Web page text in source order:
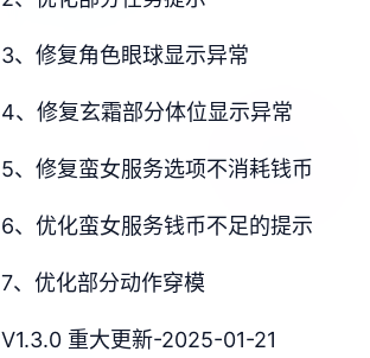
3、修复角色眼球显示异常
4、修复玄霜部分体位显示异常
5、修复蛮女服务选项不消耗钱币
6、优化蛮女服务钱币不足的提示
7、优化部分动作穿模
V1.3.0 重大更新-2025-01-21